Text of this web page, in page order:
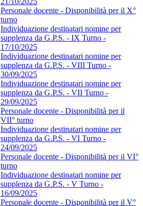
Personale docente - Disponibilità per il X°
turno
Individuazione destinatari nomine per
supplenza da G.P.S. - IX Turno -
17/10/2025
Individuazione destinatari nomine per
supplenza da G.P.S. - VIII Turno -
30/09/2025
Individuazione destinatari nomine per
supplenza da G.P.S. - VII Turno -
29/09/2025
Personale docente - Disponibilità per il
VII° turno
Individuazione destinatari nomine per
supplenza da G.P.S. - VI Turno -
24/09/2025
Personale docente - Disponibilità per il VI°
turno
Individuazione destinatari nomine per
supplenza da G.P.S. - V Turno -
16/09/2025
Personale docente - Disponibilità per il V°